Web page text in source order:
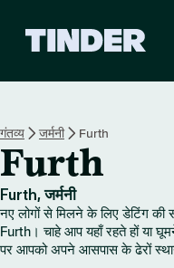
गंतव्य जर्मनी Furth
Furth
Furth, जर्मनी
नए लोगों से मिलने के लिए डेटिंग
Furth। चाहे आप यहाँ रहते हों या
पर आपको अपने आसपास के ढेरों